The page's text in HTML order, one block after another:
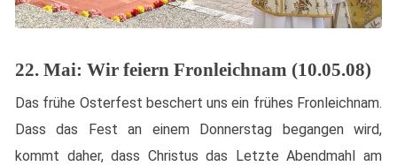
22. Mai: Wir feiern Fronleichnam (10.05.08)
Das frühe Osterfest beschert uns ein frühes Fronleichnam.
Dass das Fest an einem Donnerstag begangen wird,
kommt daher, dass Christus das Letzte Abendmahl am